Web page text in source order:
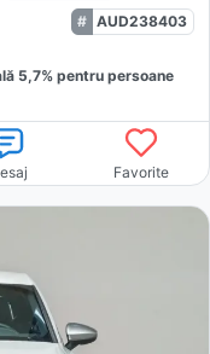
AUD238403
5,7% pentru persoane
Favorite